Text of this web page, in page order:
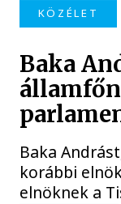
KÖZÉLET
Baka
Baka
korábbi
elnöknek a